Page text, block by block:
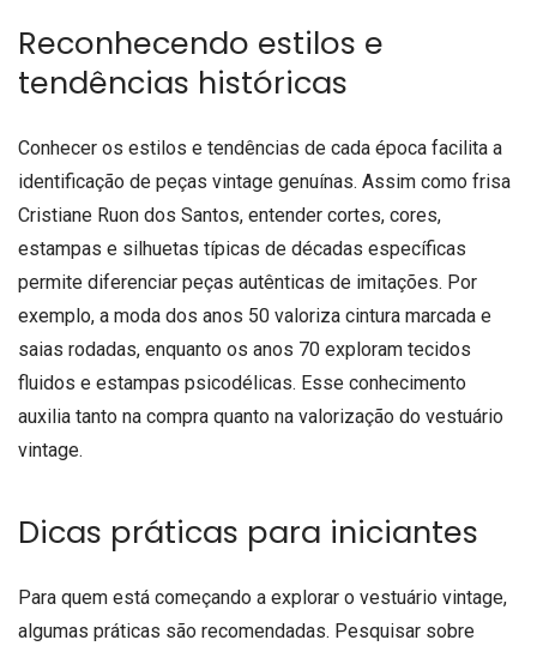
Reconhecendo estilos e
tendências históricas
Conhecer os estilos e tendências de cada época facilita a
identificação de peças vintage genuínas. Assim como frisa
Cristiane Ruon dos Santos, entender cortes, cores,
estampas e silhuetas típicas de décadas específicas
permite diferenciar peças autênticas de imitações. Por
exemplo, a moda dos anos 50 valoriza cintura marcada e
saias rodadas, enquanto os anos 70 exploram tecidos
fluidos e estampas psicodélicas. Esse conhecimento
auxilia tanto na compra quanto na valorização do vestuário
vintage.
Dicas práticas para iniciantes
Para quem está começando a explorar o vestuário vintage,
algumas práticas são recomendadas. Pesquisar sobre